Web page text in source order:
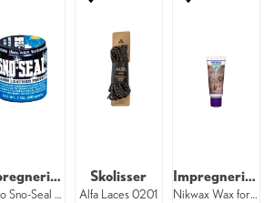
Impregnering for sko
Atsko Sno-Seal Beeswax
Skolisser
Alfa Laces 0201
Impregnering til glatt lær
Nikwax Wax for Leather 100 ml